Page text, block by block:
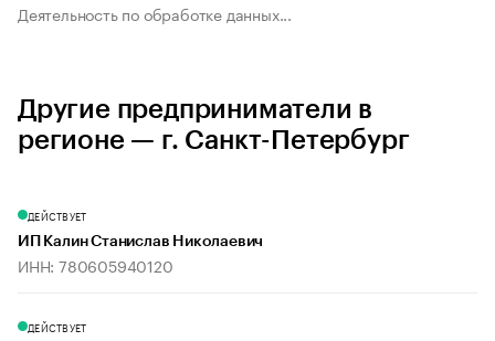
Деятельность по обработке данных...
Другие предприниматели в
регионе — г. Санкт-Петербург
ДЕЙСТВУЕТ
ИП Калин Станислав Николаевич
ИНН: 780605940120
ДЕЙСТВУЕТ